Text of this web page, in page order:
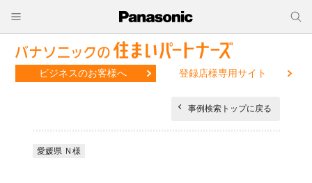
ビジネスのお客様へ 登録店様専用サイト
事例検索トップに戻る
愛媛県 Ｎ様